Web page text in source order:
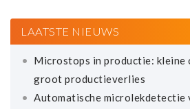
LAATSTE NIEUWS
Microstops in productie: kleine
groot productieverlies
Automatische microlekdetectie